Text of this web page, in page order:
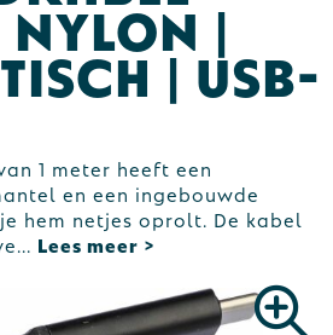
en USB
Nylon |
| USB-
1 meter heeft een
en een ingebouwde
hem netjes oprolt. De kabel